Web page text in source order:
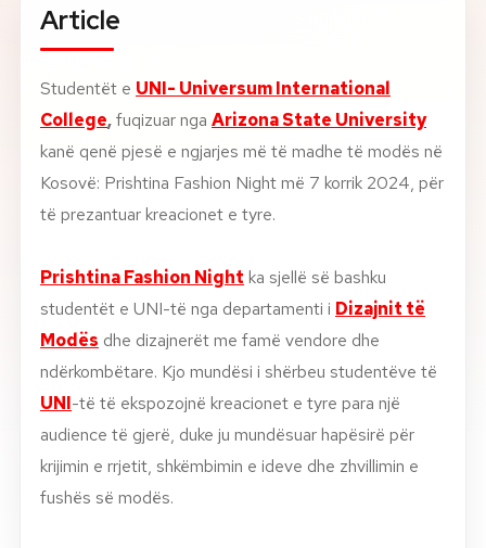
About
Contact
LANGUAGE
EN
AL Apply Now Request Info
UMS Staff
Article
Studentët e UNI- Universum International
College,fuqizuar nga Arizona State University
kanë qenë pjesë e ngjarjes më të madhe të modës në
Kosovë: Prishtina Fashion Night më 7 korrik 2024, për
të prezantuar kreacionet e tyre.
Prishtina Fashion Night ka sjellë së bashku
studentët e UNI-të nga departamenti i Dizajnit të
Modës dhe dizajnerët me famë vendore dhe
ndërkombëtare. Kjo mundësi i shërbeu studentëve të
UNI-të të ekspozojnë kreacionet e tyre para një
audience të gjerë, duke ju mundësuar hapësirë për
krijimin e rrjetit, shkëmbimin e ideve dhe zhvillimin e
fushës së modës.